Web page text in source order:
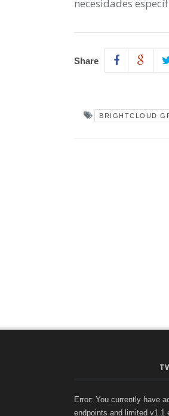
necesidades
Share
BRIGHTCLOUD
Error: You currently have
endpoints and limited v1.1